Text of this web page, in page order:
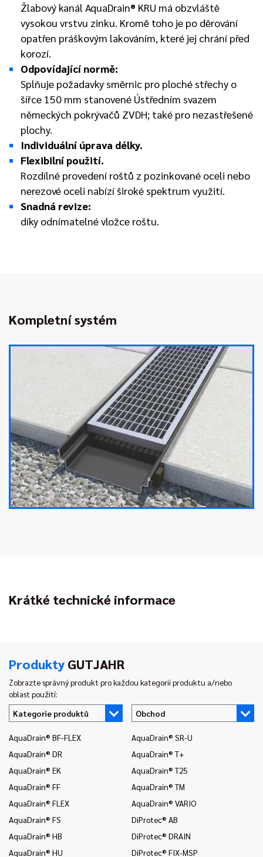
Žlabový kanál AquaDrain® KRU má obzvláště
vysokou vrstvu zinku. Kromě toho je po děrování
opatřen práškovým lakováním, které jej chrání před
korozí.
Odpovídající normě:
Splňuje požadavky směrnic pro ploché střechy o
šířce 150 mm stanovené Ústředním svazem
německých pokrývačů ZVDH; také pro nezastřešené
plochy.
Individuální úprava délky.
Flexibilní použití.
Rozdílné provedení roštů z pozinkované oceli nebo
nerezové oceli nabízí široké spektrum využití.
Snadná revize:
díky odnímatelné vložce roštu.
Kompletní systém
Krátké technické informace
Produkty GUTJAHR
Zobrazte správný produkt pro každou kategorii produktu a/nebo
oblast použití:
Kategorie produktů
Obchod
AquaDrain® BF-FLEX
AquaDrain® DR
AquaDrain® EK
AquaDrain® FF
AquaDrain® FLEX
AquaDrain® FS
AquaDrain® HB
AquaDrain® HU
AquaDrain® SR-U
AquaDrain® T+
AquaDrain® T25
AquaDrain® TM
AquaDrain® VARIO
DiProtec® AB
DiProtec® DRAIN
DiProtec® FIX-MSP